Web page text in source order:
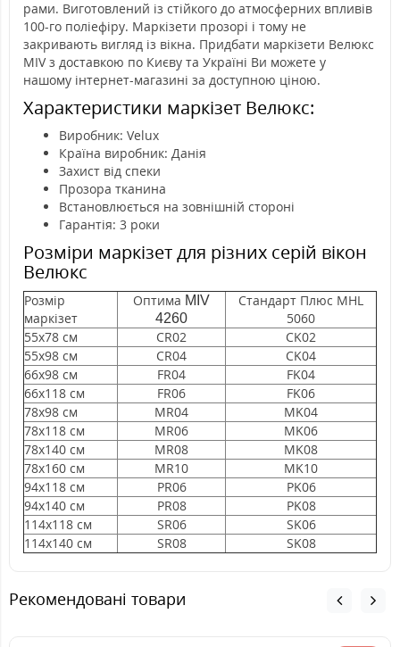
рами. Виготовлений із стійкого до атмосферних впливів
100-го поліефіру. Маркізети прозорі і тому не
закривають вигляд із вікна. Придбати маркізети Велюкс
MIV з доставкою по Києву та Україні Ви можете у
нашому інтернет-магазині за доступною ціною.
Характеристики маркізет Велюкс:
Виробник: Velux
Країна виробник: Данія
Захист від спеки
Прозора тканина
Встановлюється на зовнішній стороні
Гарантія: 3 роки
Розміри маркізет для різних серій вікон
Велюкс
Розмір
маркізет
Оптима MIV
4260
Стандарт Плюс MHL
5060
55х78 см
CR02
CK02
55х98 см
CR04
CK04
66х98 см
FR04
FK04
66х118 см
FR06
FK06
78х98 см
MR04
MK04
78х118 см
MR06
MK06
78х140 см
MR08
MK08
78х160 см
MR10
MK10
94х118 см
PR06
PK06
94х140 см
PR08
PK08
114х118 см
SR06
SK06
114х140 см
SR08 SK08
Рекомендовані товари